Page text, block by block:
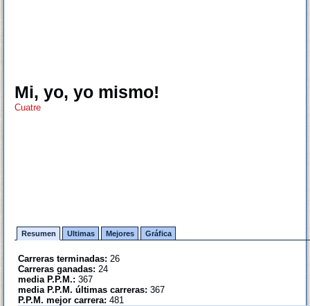
Mi, yo, yo mismo!
Cuatre
Resumen Ultimas Mejores Gráfica
Carreras terminadas: 26
Carreras ganadas: 24
media P.P.M.: 367
media P.P.M. últimas carreras: 367
P.P.M. mejor carrera: 481